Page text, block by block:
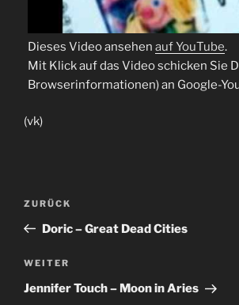
Dieses Video ansehen auf YouTube.
Mit Klick auf das Video schicken Sie
Browserinformationen) an Google-
(vk)
Beitragsnavigation
Vorheriger
Beitrag
ZURÜCK
Doric – Great Dead Cities
Nächster
Beitrag
WEITER
Jennifer Touch – Moon in Aries